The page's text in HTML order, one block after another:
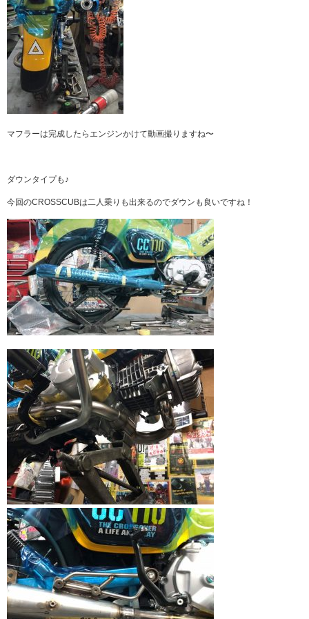
マフラーは完成したらエンジンかけて動画撮りますね〜
ダウンタイプも♪
今回のCROSSCUBは二人乗りも出来るのでダウンも良いですね！